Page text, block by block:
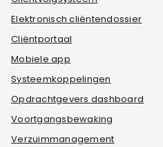
Elektronisch cliëntendossier
Cliëntportaal
Mobiele app
Systeemkoppelingen
Opdrachtgevers dashboard
Voortgangsbewaking
Verzuimmanagement